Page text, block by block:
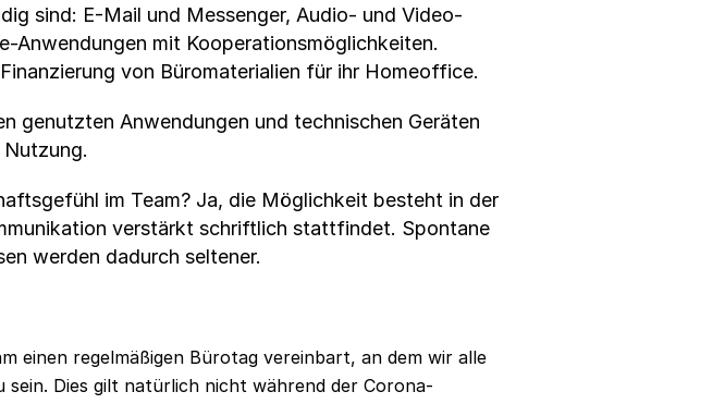
sind: E-Mail und Messenger, Audio- und Video-
mit Kooperationsmöglichkeiten.
von Büromaterialien für ihr Homeoffice.
genutzten Anwendungen und technischen Geräten
Nutzung.
im Team? Ja, die Möglichkeit besteht in der
verstärkt schriftlich stattfindet. Spontane
werden dadurch seltener.
einen regelmäßigen Bürotag vereinbart, an dem wir alle
Dies gilt natürlich nicht während der Corona-